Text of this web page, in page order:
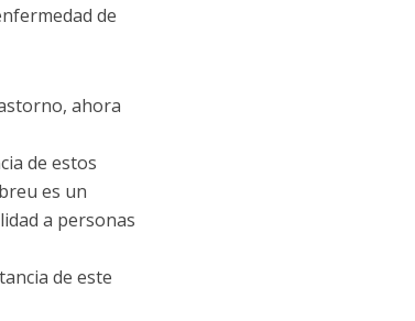
de
ahora
de estos
es un
a personas
de este